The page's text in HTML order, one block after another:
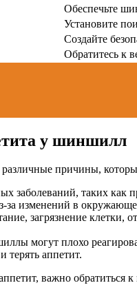
Обеспечьте
Установите
Создайте
Обратитесь к
у шиншилл
причины,
заболеваний, таких
изменений в
загрязнение клетки,
могут плохо
терять аппетит.
важно обратиться